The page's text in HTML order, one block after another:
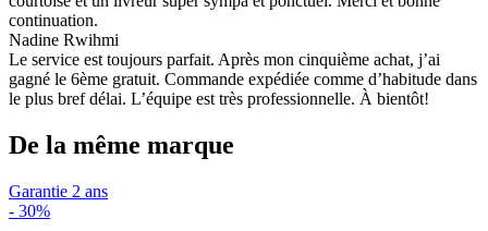
continuation.
Nadine Rwihmi
Le service est toujours parfait. Après mon cinquième achat, j’ai
gagné le 6ème gratuit. Commande expédiée comme d’habitude dans
le plus bref délai. L’équipe est très professionnelle. À bientôt!
De la même marque
Garantie 2 ans
- 30%